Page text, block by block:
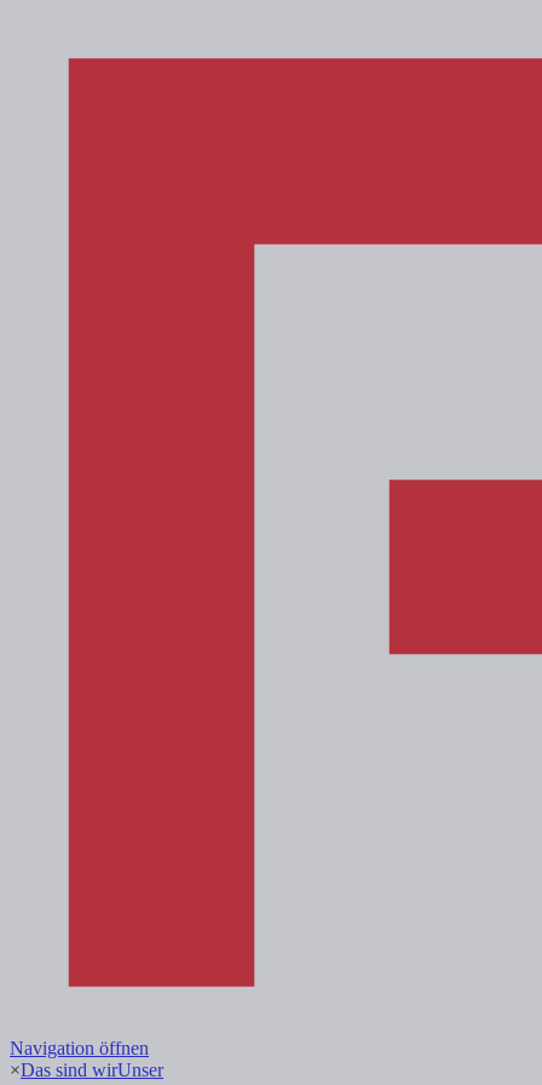
Navigation öffnen
×Das sind wirUnser